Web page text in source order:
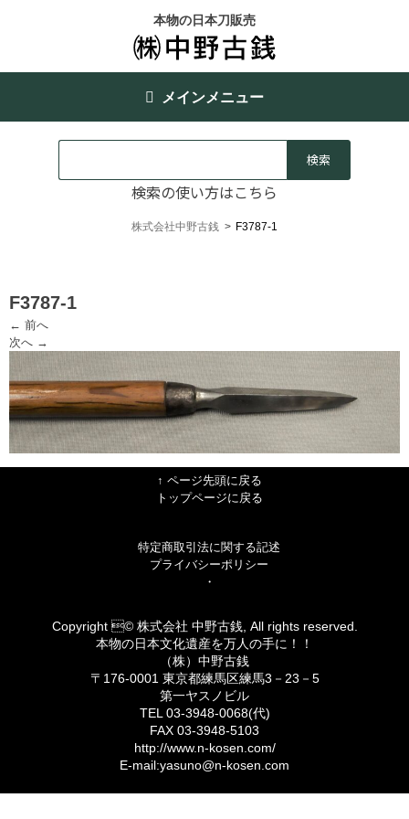
本物の日本刀販売
メインメニュー
検索の使い方はこちら
株式会社中野古銭 > F3787-1
F3787-1
← 前へ
次へ →
↑ ページ先頭に戻る
トップページに戻る
特定商取引法に関する記述
プライバシーポリシー
・
Copyright © 株式会社 中野古銭, All rights reserved.
本物の日本文化遺産を万人の手に！！
（株）中野古銭
〒176-0001 東京都練馬区練馬3－23－5
第一ヤスノビル
TEL 03-3948-0068(代)
FAX 03-3948-5103
http://www.n-kosen.com/
E-mail:yasuno@n-kosen.com